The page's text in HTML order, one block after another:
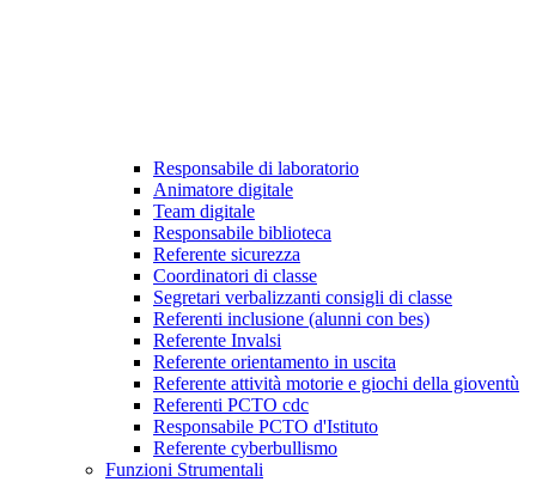
Responsabile di laboratorio
Animatore digitale
Team digitale
Responsabile biblioteca
Referente sicurezza
Coordinatori di classe
Segretari verbalizzanti consigli di classe
Referenti inclusione (alunni con bes)
Referente Invalsi
Referente orientamento in uscita
Referente attività motorie e giochi della gioventù
Referenti PCTO cdc
Responsabile PCTO d'Istituto
Referente cyberbullismo
Funzioni Strumentali